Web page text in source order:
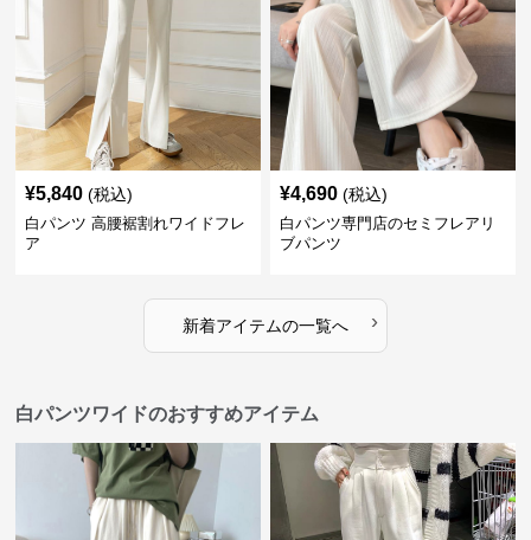
¥5,840 (税込)
白パンツ 高腰裾割れワイドフレ
ア
¥4,690 (税込)
白パンツ専門店のセミフレアリ
ブパンツ
新着アイテムの一覧へ ›
白パンツワイドのおすすめアイテム